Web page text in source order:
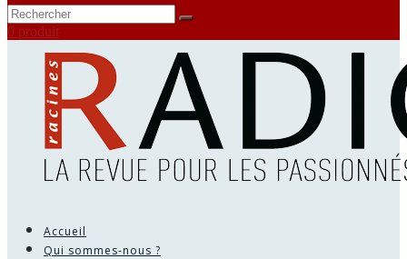
0 produit
Accueil
Qui sommes-nous ?